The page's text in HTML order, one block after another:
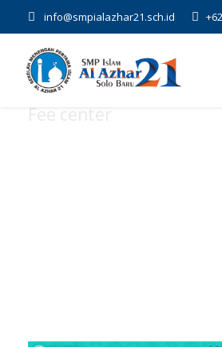
info@smpialazhar21.sch.id
Fee center